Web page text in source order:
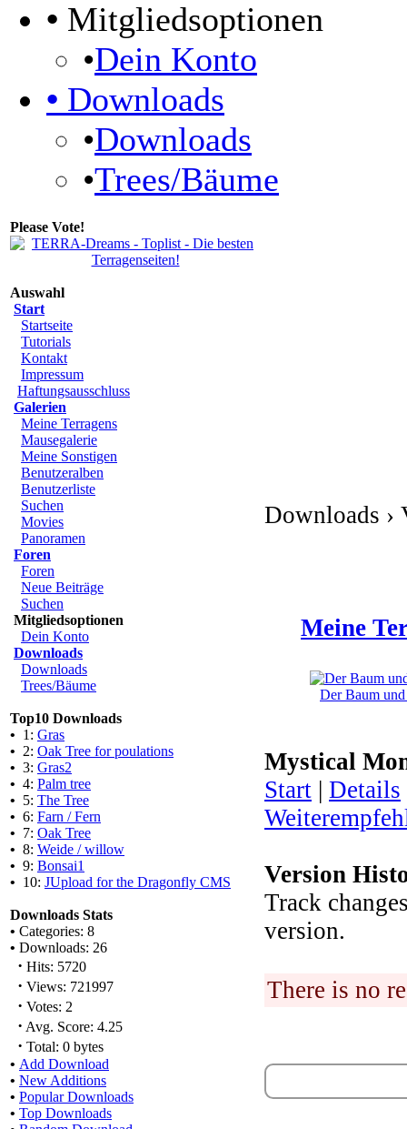
• Mitgliedsoptionen
•Dein Konto
• Downloads
•Downloads
•Trees/Bäume
Please Vote!
Auswahl
Start
Startseite
Tutorials
Kontakt
Impressum
Haftungsausschluss
Galerien
Meine Terragens
Mausegalerie
Meine Sonstigen
Benutzeralben
Benutzerliste
Suchen
Movies
Panoramen
Foren
Foren
Neue Beiträge
Suchen
Mitgliedsoptionen
Dein Konto
Downloads
Downloads
Trees/Bäume
Top10 Downloads
• 1: Gras
• 2: Oak Tree for poulations
• 3: Gras2
• 4: Palm tree
• 5: The Tree
• 6: Farn / Fern
• 7: Oak Tree
• 8: Weide / willow
• 9: Bonsai1
• 10: JUpload for the Dragonfly CMS
Downloads Stats
• Categories: 8
• Downloads: 26
· Hits: 5720
· Views: 721997
· Votes: 2
· Avg. Score: 4.25
· Total: 0 bytes
• Add Download
• New Additions
• Popular Downloads
• Top Downloads
Downloads ›
Meine
Der Baum
Mystical
Start | Details
Version
Track
version.
There is no